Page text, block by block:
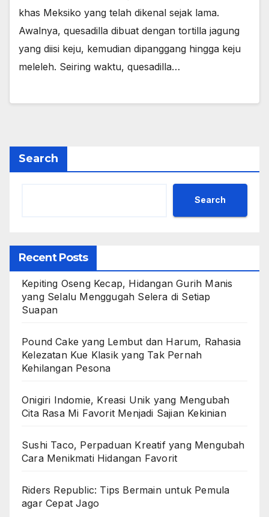
khas Meksiko yang telah dikenal sejak lama.
Awalnya, quesadilla dibuat dengan tortilla jagung
yang diisi keju, kemudian dipanggang hingga keju
meleleh. Seiring waktu, quesadilla…
Search
Search
Recent Posts
Kepiting Oseng Kecap, Hidangan Gurih Manis
yang Selalu Menggugah Selera di Setiap
Suapan
Pound Cake yang Lembut dan Harum, Rahasia
Kelezatan Kue Klasik yang Tak Pernah
Kehilangan Pesona
Onigiri Indomie, Kreasi Unik yang Mengubah
Cita Rasa Mi Favorit Menjadi Sajian Kekinian
Sushi Taco, Perpaduan Kreatif yang Mengubah
Cara Menikmati Hidangan Favorit
Riders Republic: Tips Bermain untuk Pemula
agar Cepat Jago